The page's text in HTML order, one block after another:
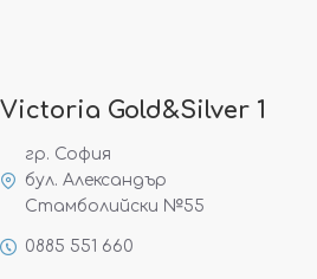
Victoria Gold&Silver 1
гр. София
бул. Александър
Стамболийски №55
0885 551 660